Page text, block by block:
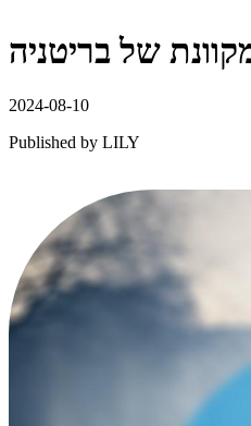
של בריטניה
2024-08-10
Published by LILY